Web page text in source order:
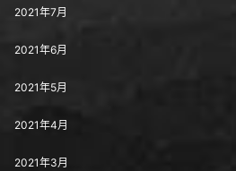
2021年7月
2021年6月
2021年5月
2021年4月
2021年3月